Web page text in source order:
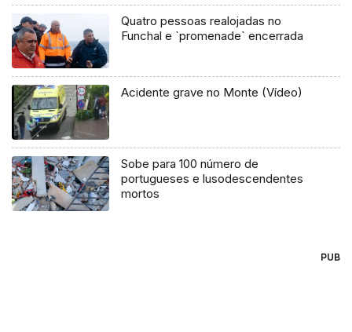
Quatro pessoas realojadas no
Funchal e `promenade` encerrada
Acidente grave no Monte (Vídeo)
Sobe para 100 número de
portugueses e lusodescendentes
mortos
PUB